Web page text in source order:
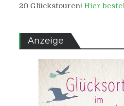
20 Glückstouren! Hier
Anzeige